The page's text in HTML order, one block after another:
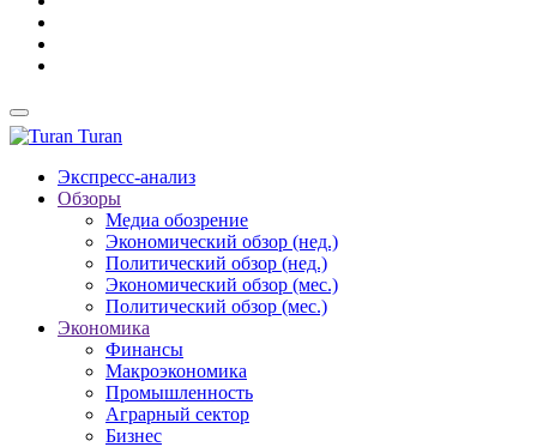
Turan
Экспресс-анализ
Обзоры
Медиа обозрение
Экономический обзор (нед.)
Политический обзор (нед.)
Экономический обзор (мес.)
Политический обзор (мес.)
Экономика
Финансы
Макроэкономика
Промышленность
Аграрный сектор
Бизнес